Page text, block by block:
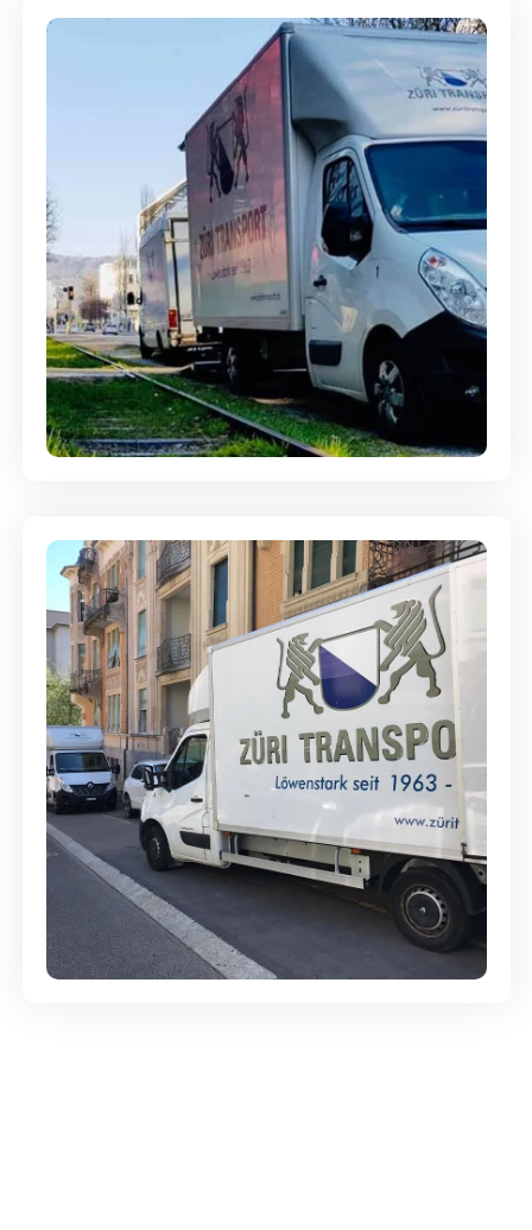
Ein- und Auspackservice
Günstige Umzüge - Hervorragender
Service